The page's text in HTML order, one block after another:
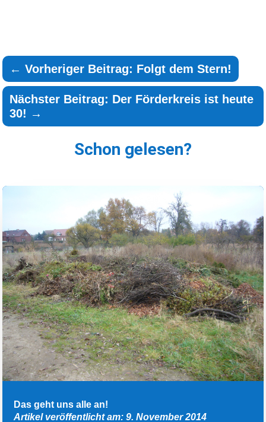
←Vorheriger Beitrag: Folgt dem Stern!
Nächster Beitrag: Der Förderkreis ist heute
30! →
Schon gelesen?
Das geht uns alle an!
Artikel veröffentlicht am: 9. November 2014